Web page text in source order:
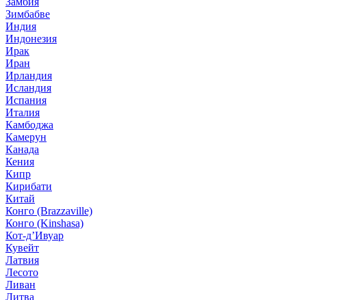
Зимбабве
Индия
Индонезия
Ирак
Иран
Ирландия
Исландия
Испания
Италия
Камбоджа
Камерун
Канада
Кения
Кипр
Кирибати
Китай
Конго (Brazzaville)
Конго (Kinshasa)
Кот-д’Ивуар
Кувейт
Латвия
Лесото
Ливан
Литва